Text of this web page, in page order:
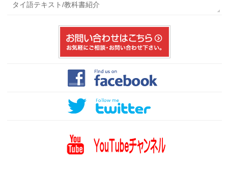
タイ語テキスト/教科書紹介